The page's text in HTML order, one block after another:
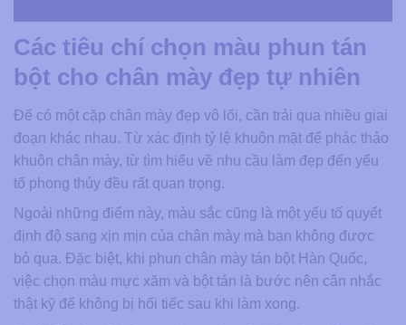
Các tiêu chí chọn màu phun tán
bột cho chân mày đẹp tự nhiên
Để có một cặp chân mày đẹp vô lối, cần trải qua nhiều giai
đoạn khác nhau. Từ xác định tỷ lệ khuôn mặt để phác thảo
khuôn chân mày, từ tìm hiểu về nhu cầu làm đẹp đến yếu
tố phong thủy đều rất quan trọng.
Ngoài những điểm này, màu sắc cũng là một yếu tố quyết
định độ sang xịn mịn của chân mày mà bạn không được
bỏ qua. Đặc biệt, khi phun chân mày tán bột Hàn Quốc,
việc chọn màu mực xăm và bột tán là bước nên cân nhắc
thật kỹ để không bị hối tiếc sau khi làm xong.